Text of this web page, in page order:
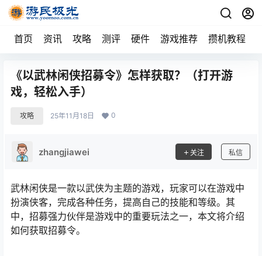
首页 资讯 攻略 测评 硬件 游戏推荐 攒机教程
《以武林闲侠招募令》怎样获取？（打开游
戏，轻松入手）
攻略 25年11月18日 0
zhangjiawei 关注 私信
武林闲侠是一款以武侠为主题的游戏，玩家可以在游戏中
扮演侠客，完成各种任务，提高自己的技能和等级。其
中，招募强力伙伴是游戏中的重要玩法之一，本文将介绍
如何获取招募令。